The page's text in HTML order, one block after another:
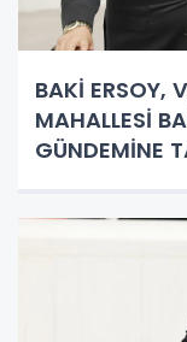
BAKİ ERSOY,
MAHALLESİ
GÜNDEMİNE